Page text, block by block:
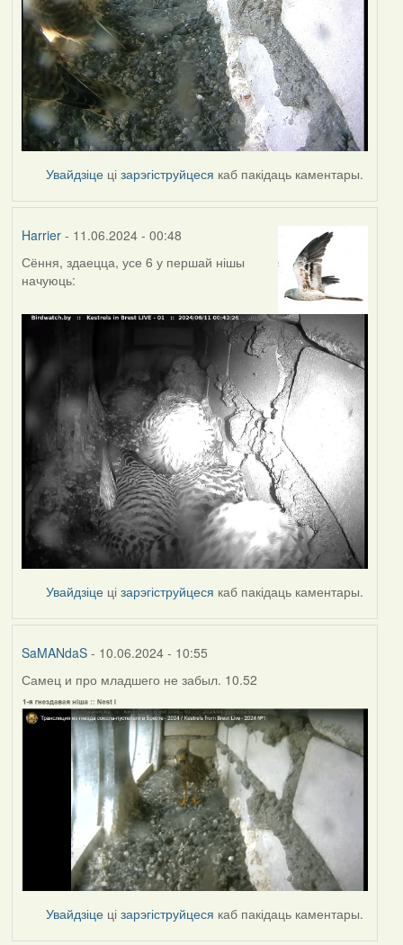
Увайдзіце цізарэгіструйцеся каб пакідаць каментары.
Harrier- 11.06.2024 - 00:48
Сёння, здаецца, усе 6 у першай нішы
начуюць:
Увайдзіце цізарэгіструйцеся каб пакідаць каментары.
SaMANdaS- 10.06.2024 - 10:55
Самец и про младшего не забыл. 10.52
Увайдзіце цізарэгіструйцеся каб пакідаць каментары.